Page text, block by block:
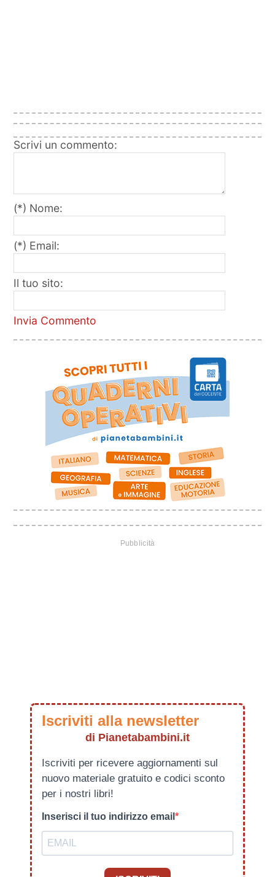
Scrivi un commento:
(*) Nome:
(*) Email:
Il tuo sito:
Invia Commento
Iscriviti alla newsletter
di Pianetabambini.it
Iscriviti per ricevere aggiornamenti sul
nuovo materiale gratuito e codici sconto
per i nostri libri!
Inserisci il tuo indirizzo email